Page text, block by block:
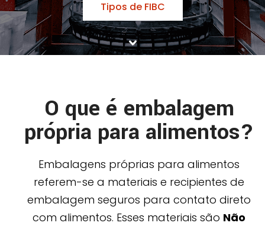
Tipos de FIBC
O que é embalagem
própria para alimentos?
Embalagens próprias para alimentos
referem-se a materiais e recipientes de
embalagem seguros para contato direto
com alimentos. Esses materiais são Não